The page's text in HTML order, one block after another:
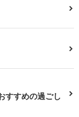
すすめの過ごし